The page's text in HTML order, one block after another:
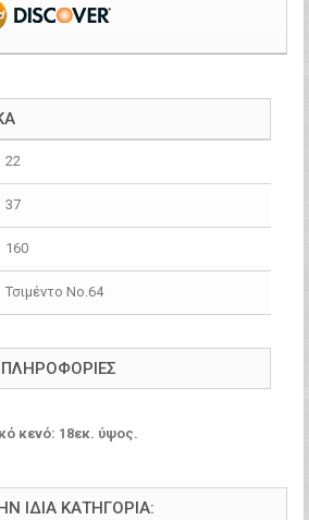
22
37
160
Τσιμέντο Νο.64
ΠΛΗΡΟΦΟΡΊΕΣ
κενό: 18εκ. ύψος.
ΊΔΙΑ ΚΑΤΗΓΟΡΊΑ: